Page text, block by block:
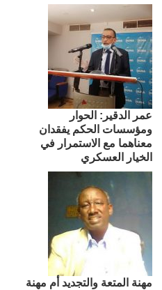
عمر الدقير: الحوار
ومؤسسات الحكم يفقدان
معناهما مع الاستمرار في
الخيار العسكري
مهنة المتعة والتجديد أم مهنة